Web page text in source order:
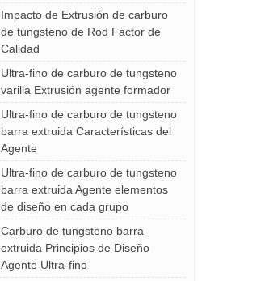
Impacto de Extrusión de carburo
de tungsteno de Rod Factor de
Calidad
Ultra-fino de carburo de tungsteno
varilla Extrusión agente formador
Ultra-fino de carburo de tungsteno
barra extruida Características del
Agente
Ultra-fino de carburo de tungsteno
barra extruida Agente elementos
de diseño en cada grupo
Carburo de tungsteno barra
extruida Principios de Diseño
Agente Ultra-fino